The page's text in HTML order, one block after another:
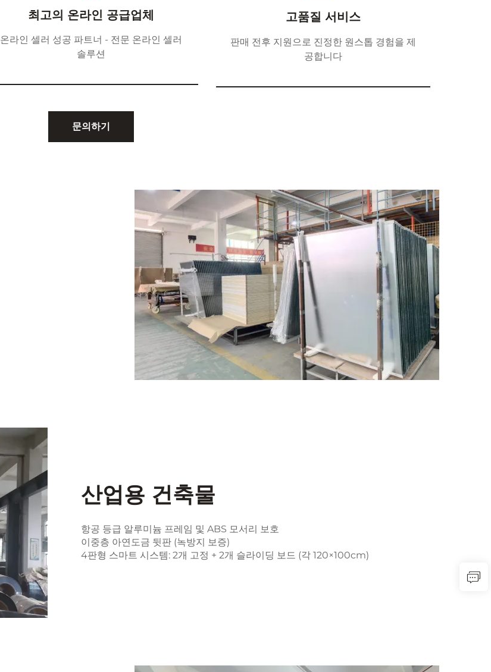
최고의 온라인 공급업체
온라인 셀러 성공 파트너 - 전문 온라인 셀러
솔루션
고품질 서비스
판매 전후 지원으로 진정한 원스톱 경험을 제
공합니다
문의하기
산업용 건축물
항공 등급 알루미늄 프레임 및 ABS 모서리 보호
이중층 아연도금 뒷판 (녹방지 보증)
4판형 스마트 시스템: 2개 고정 + 2개 슬라이딩 보드 (각 120×100cm)